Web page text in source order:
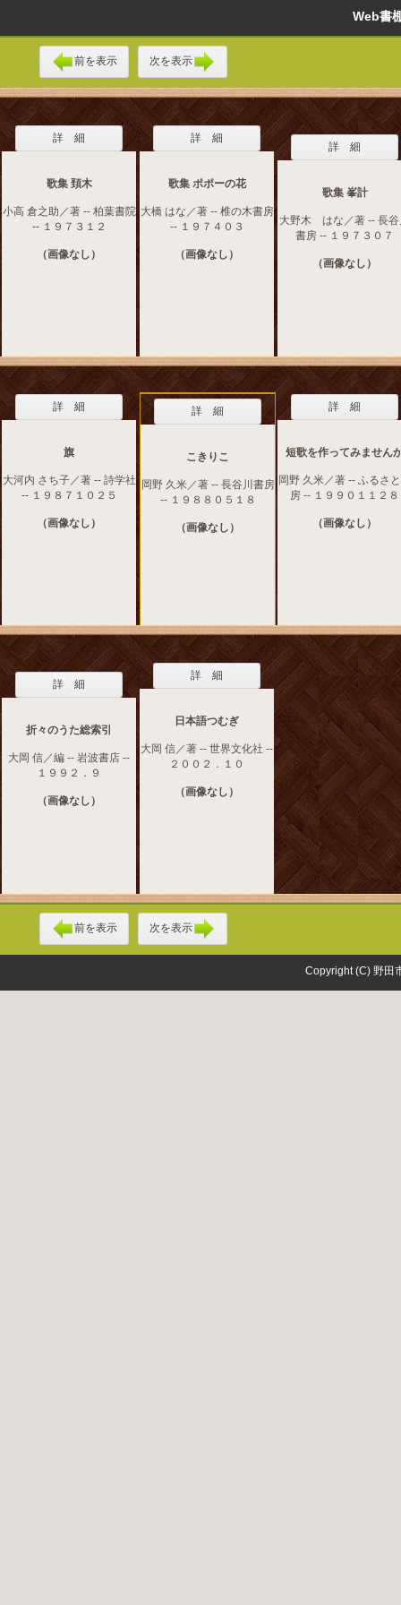
Web
前を表示 次を表示
詳 細
歌集 頚木
小高 倉之助／著 -- 柏葉書院
-- １９７３１２
（画像なし）
詳 細
歌集 ポポーの花
大橋 はな／著 -- 椎の木書房
-- １９７４０３
（画像なし）
詳 細
歌集 峯計
大野木 はな／著 -- 長谷
書房 -- １９７３０７
（画像なし）
詳 細
旗
大河内 さち子／著 -- 詩学社
-- １９８７１０２５
（画像なし）
詳 細
こきりこ
岡野 久米／著 -- 長谷川書房
-- １９８８０５１８
（画像なし）
詳 細
短歌を作ってみません
岡野 久米／著 -- ふるさ
房 -- １９９０１１２８
（画像なし）
詳 細
折々のうた総索引
大岡 信／編 -- 岩波書店 --
１９９２．９
（画像なし）
詳 細
日本語つむぎ
大岡 信／著 -- 世界文化社 --
２００２．１０
（画像なし）
前を表示 次を表示
Copyright (C) 野田